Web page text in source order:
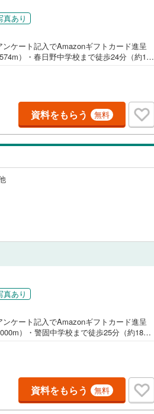
真あり
ケート記入でAmazonギフトカード進呈
）・春日野中学校まで徒歩24分（約190
物件が豊富】地域密着型の不動産会社と
・春日市・那珂川市等の物件情報を多数
舗ございますので、その他エリアの物件紹
ッフにお家のことは何でもお聞き下さ
ど、数ある物件の中からお客様のご要望
資料をもらう 無料
真あり
ケート記入でAmazonギフトカード進呈
）・警固中学校まで徒歩25分（約1800
取り扱い物件が豊富】地域密着型の不動
区・南区・春日市・那珂川市等の物件情
内に3店舗ございますので、その他エリア
す。スタッフにお家のことは何でもお聞
土地など、数ある物件の中からお客様の
資料をもらう 無料